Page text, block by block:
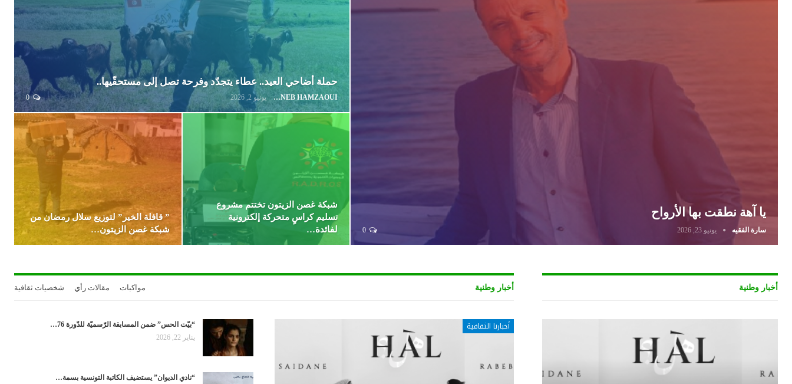
يا آهة نطقت بها الأرواح
سارة الفقيه يونيو 23, 2026
حملة أضاحي العيد.. عطاء يتجدّد وفرحة تصل إلى مستحقّيها..
ZAYNEB HAMZAOUI يونيو 2, 2026 0
شبكة غصن الزيتون تختتم مشروع
تسليم كراسٍ متحركة إلكترونية
لفائدة…
” قافلة الخير” لتوزيع سلال رمضان من
شبكة غصن الزيتون…
أخبار وطنية أخبار وطنية شخصيات ثقافية مقالات رأي مواكبات
أخبارنا الثقافية
“بيّت الحس” ضمن المسابقة الرّسميّة للدّورة 76…
يناير 22, 2026
“نادي الديوان” يستضيف الكاتبة التونسية بسمة…